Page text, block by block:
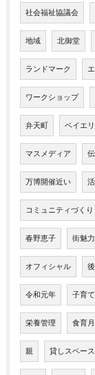
社会福祉協議会
地域 北御堂
ランドマーク
ワークショップ
弁天町 ベイエ
マスメディア
万博開催近い
コミュニティづくり
春野恵子 街魅力
オフィシャル
令和元年 子育
栄養管理 食育
親 貸しスペース